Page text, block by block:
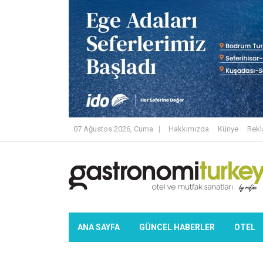
07 Ağustos 2026, Cuma Hakkımızda Künye
ANA SAYFA GÜNCEL HABERLER OTEL